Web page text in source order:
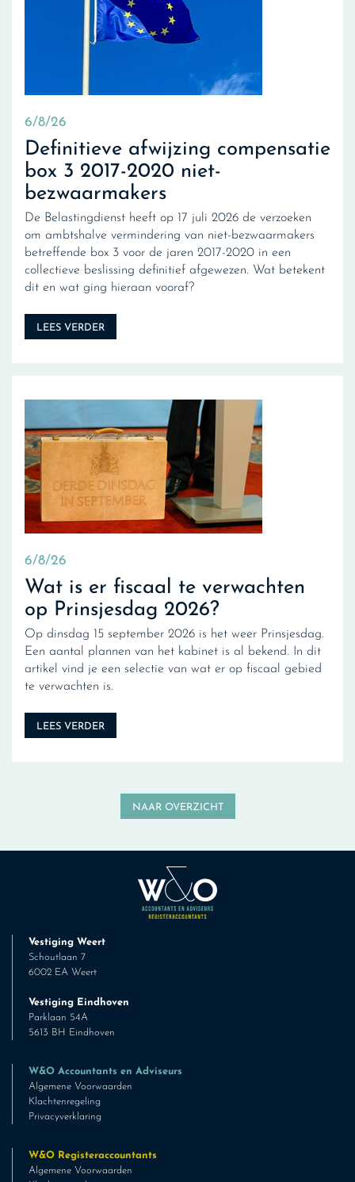
6/8/26
Definitieve afwijzing compensatie
box 3 2017-2020 niet-
bezwaarmakers
De Belastingdienst heeft op 17 juli 2026 de verzoeken
om ambtshalve vermindering van niet-bezwaarmakers
betreffende box 3 voor de jaren 2017-2020 in een
collectieve beslissing definitief afgewezen. Wat betekent
dit en wat ging hieraan vooraf?
LEES VERDER
6/8/26
Wat is er fiscaal te verwachten
op Prinsjesdag 2026?
Op dinsdag 15 september 2026 is het weer Prinsjesdag.
Een aantal plannen van het kabinet is al bekend. In dit
artikel vind je een selectie van wat er op fiscaal gebied
te verwachten is.
LEES VERDER
NAAR OVERZICHT
Vestiging Weert
Schoutlaan 7
6002 EA Weert
Vestiging Eindhoven
Parklaan 54A
5613 BH Eindhoven
W&O Accountants en Adviseurs
Algemene Voorwaarden
Klachtenregeling
Privacyverklaring
W&O Registeraccountants
Algemene Voorwaarden